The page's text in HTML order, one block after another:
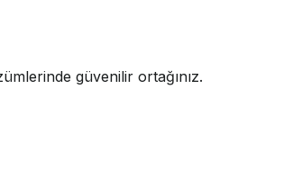
güvenilir ortağınız.